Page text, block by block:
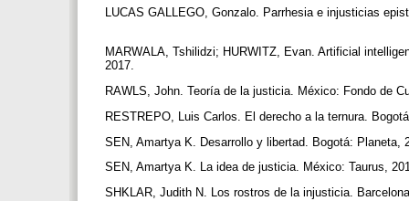
LUCAS GALLEGO, Gonzalo. Parrhesia e injusticias
MARWALA, Tshilidzi; HURWITZ, Evan. Artificial
2017.
RAWLS, John. Teoría de la justicia. México: Fondo de
RESTREPO, Luis Carlos. El derecho a la ternura.
SEN, Amartya K. Desarrollo y libertad. Bogotá: Planeta,
SEN, Amartya K. La idea de justicia. México: Taurus,
SHKLAR, Judith N. Los rostros de la injusticia.